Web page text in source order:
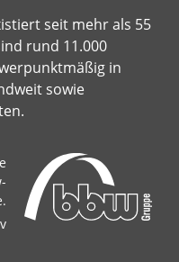
seit mehr als 55
rund 11.000
in
sowie